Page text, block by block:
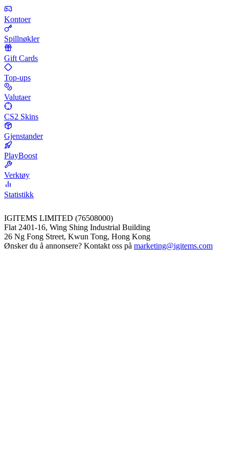
Kontoer
Spillnøkler
Gift Cards
Top-ups
Valutaer
CS2 Skins
Gjenstander
PlayBoost
Verktøy
Statistikk
IGITEMS LIMITED (76508000)
Flat 2401-16, Wing Shing Industrial Building
26 Ng Fong Street, Kwun Tong, Hong Kong
Ønsker du å annonsere? Kontakt oss på marketing@igitems.com